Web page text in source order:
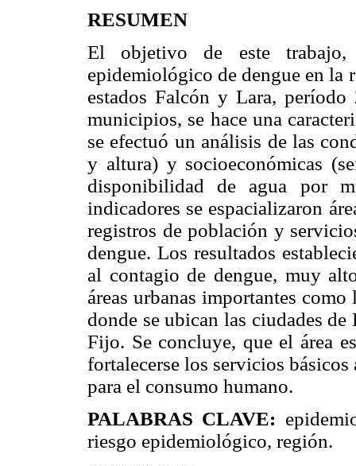
RESUMEN
El objetivo de este
epidemiológico de dengue en la
estados Falcón y Lara,
municipios, se hace una
se efectuó un análisis de las
y altura) y socioeconómicas
disponibilidad de agua por
indicadores se espacializaron
registros de población y
dengue. Los resultados
al contagio de dengue, muy
áreas urbanas importantes
donde se ubican las ciudades
Fijo. Se concluye, que el área
fortalecerse los servicios
para el consumo humano.
PALABRAS CLAVE:
riesgo epidemiológico, región.